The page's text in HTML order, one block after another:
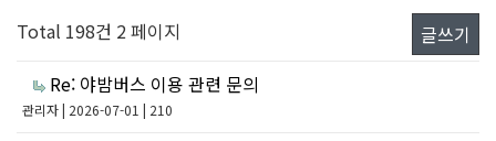
Total 198건 2 페이지
글쓰기
Re: 야밤버스 이용 관련 문의
관리자| 2026-07-01 | 210